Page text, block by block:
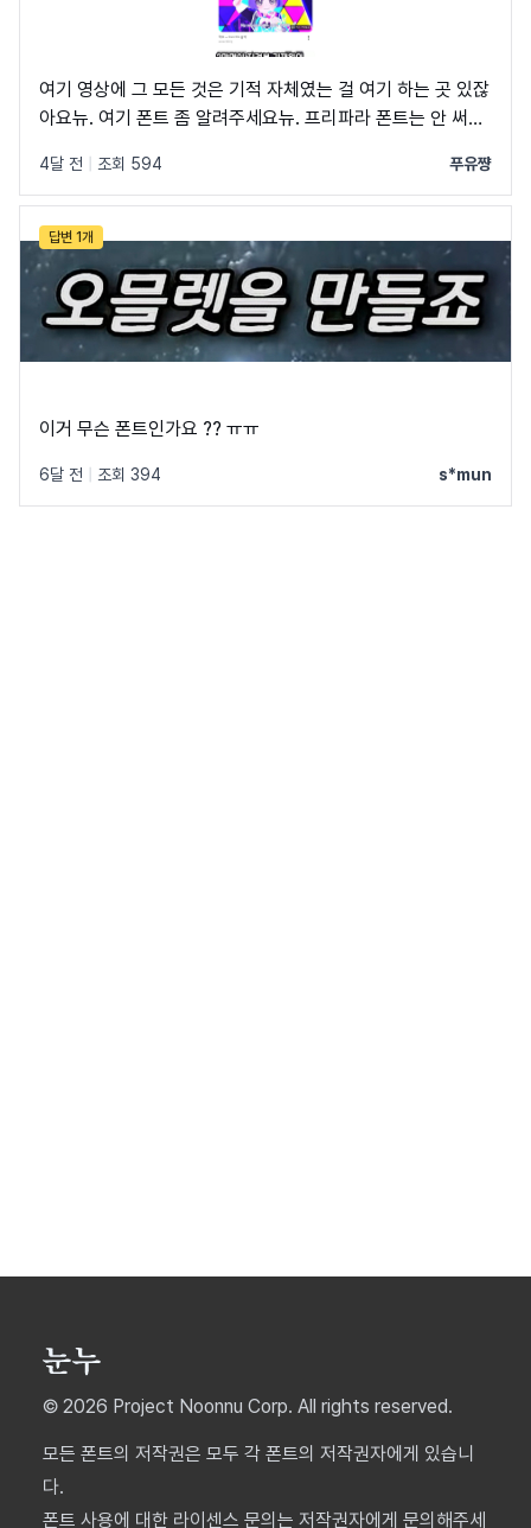
여기 영상에 그 모든 것은 기적 자체였는 걸 여기 하는 곳 있잖
아요뉴. 여기 폰트 좀 알려주세요뉴. 프리파라 폰트는 안 써봐
4달 전 조회 594 푸유쨩
답변 1개
이거 무슨 폰트인가요 ?? ㅠㅠ
6달 전 조회 394 s*mun
© 2026 Project Noonnu Corp. All rights reserved.
모든 폰트의 저작권은 모두 각 폰트의 저작권자에게 있습니
다.
폰트 사용에 대한 라이센스 문의는 저작권자에게 문의해주세